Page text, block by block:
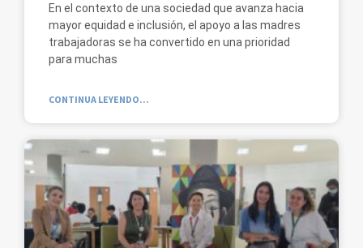
En el contexto de una sociedad que avanza hacia
mayor equidad e inclusión, el apoyo a las madres
trabajadoras se ha convertido en una prioridad
para muchas
CONTINUA LEYENDO...